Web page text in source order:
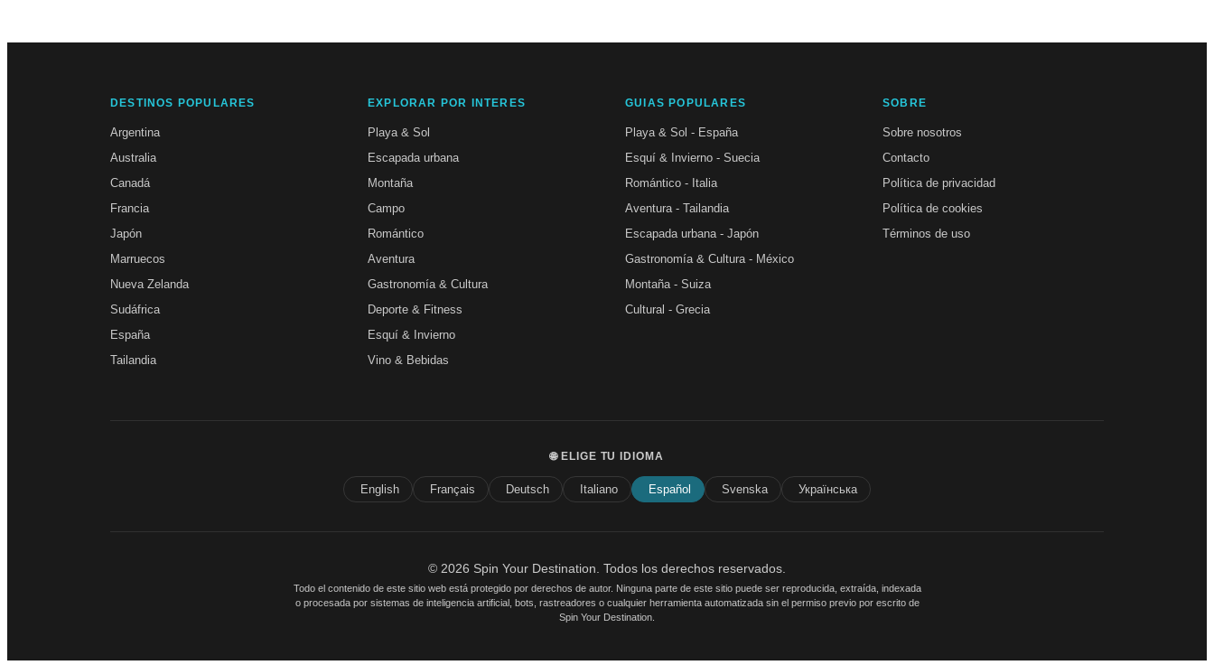
DESTINOS POPULARES
Argentina
Australia
Canadá
Francia
Japón
Marruecos
Nueva Zelanda
Sudáfrica
España
Tailandia
EXPLORAR POR INTERES
Playa & Sol
Escapada urbana
Montaña
Campo
Romántico
Aventura
Gastronomía & Cultura
Deporte & Fitness
Esquí & Invierno
Vino & Bebidas
GUIAS POPULARES
Playa & Sol - España
Esquí & Invierno - Suecia
Romántico - Italia
Aventura - Tailandia
Escapada urbana - Japón
Gastronomía & Cultura - México
Montaña - Suiza
Cultural - Grecia
SOBRE
Sobre nosotros
Contacto
Política de privacidad
Política de cookies
Términos de uso
🌐 ELIGE TU IDIOMA
English Français Deutsch Italiano Español Svenska Українська
© 2026 Spin Your Destination. Todos los derechos reservados.
Todo el contenido de este sitio web está protegido por derechos de autor. Ninguna parte de este sitio puede ser reproducida, extraída, indexada
o procesada por sistemas de inteligencia artificial, bots, rastreadores o cualquier herramienta automatizada sin el permiso previo por escrito de
Spin Your Destination.